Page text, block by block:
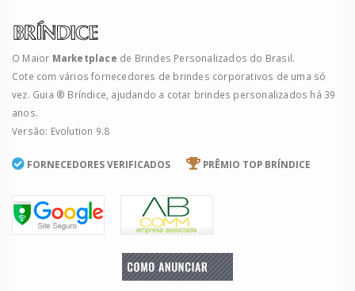
O Maior Marketplace de Brindes Personalizados do Brasil.
Cote com vários fornecedores de brindes corporativos de uma só
vez. Guia ® Bríndice, ajudando a cotar brindes personalizados há 39
anos.
Versão: Evolution 9.8
FORNECEDORES VERIFICADOS PRÊMIO TOP BRÍNDICE